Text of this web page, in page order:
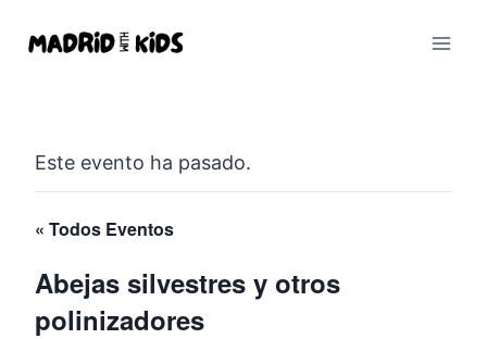
Este evento ha pasado.
« Todos Eventos
Abejas silvestres y otros
polinizadores